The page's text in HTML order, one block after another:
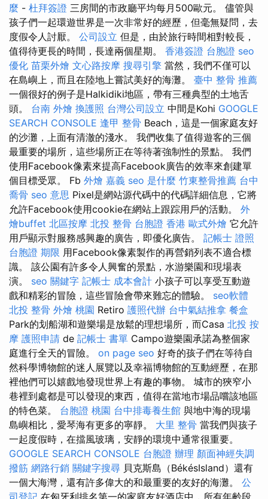
麼 - 杜拜簽證 三房間的市政廳平均每月500歐元。 儘管與
孩子們一起環遊世界是一次非常好的經歷，但毫無疑問，去
度假令人討厭。 公司設立 但是，由於旅行時間相對較長，
值得待更長的時間，長達兩個星期。 香港簽證 台胞證 seo
優化 苗栗外燴 文心路按摩 搜尋引擎 當然，我們不僅可以
在島嶼上，而且在陸地上嘗試美好的海灘。 臺中 整骨 推薦
一個很好的例子是Halkidiki地區，帶有三種典型的土地舌
頭。 台南 外燴 換護照 台灣公司設立 中間是Kohi GOOGLE
SEARCH CONSOLE 逢甲 整骨 Beach，這是一個家庭友好
的沙灘，上面有清澈的淺水。 我們收集了值得遊客的三個
最重要的場所，這些場所正在等待著強制性的景點。 我們
使用Facebook像素來提高Facebook廣告的效率來創建單
個目標受眾。 Fb 外燴 嘉義 seo 是什麼 竹東整骨推薦 台中
喬骨 seo 意思 Pixel是網站源代碼中的代碼詳細信息，它將
允許Facebook使用cookie在網站上跟踪用戶的活動。 外
燴buffet 北區按摩 北投 整骨 台胞證 香港 歐式外燴 它允許
用戶顯示對服務感興趣的廣告，即優化廣告。 記帳士 證照
台胞證 期限 用Facebook像素製作的再營銷列表不適合標
識。 該公園有許多令人興奮的景點，水游樂園和現場表
演。 seo 關鍵字 記帳士 成本會計 小孩子可以享受互動遊
戲和精彩的冒險，這些冒險會帶來難忘的體驗。 seo軟體
北投 整骨 外燴 桃園 Retiro 護照代辦 台中氣結推拿 餐盒
Park的划船湖和遊樂場是放鬆的理想場所，而Casa 北投 按
摩 護照申請 de 記帳士 書單 Campo遊樂園承諾為整個家
庭進行全天的冒險。 on page seo 好奇的孩子們在等待自
然科學博物館的迷人展覽以及幸福博物館的互動經歷，在那
裡他們可以嬉戲地發現世界上有趣的事物。 城市的狹窄小
巷裡到處都是可以發現的東西，值得在當地市場品嚐該地區
的特色菜。 台胞證 桃園 台中排毒養生館 與地中海的現場
島嶼相比，愛琴海有更多的寧靜。 大里 整骨 當我們與孩子
一起度假時，在擋風玻璃，安靜的環境中通常很重要。
GOOGLE SEARCH CONSOLE 台胞證 辦理 顏面神經失調
撥筋 網路行銷 關鍵字搜尋 貝克斯島（BékésIsland）還有
一個大海灣，還有許多偉大的和最重要的友好的海灘。 公
司登記 在匈牙利排名第一的家庭友好酒店中，所有年齡段